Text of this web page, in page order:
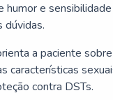
humor e
dúvidas.
a paciente
características
contra DSTs.